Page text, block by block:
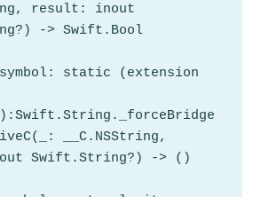
result: inout
-> Swift.Bool
symbol: static (extension
__C.NSString,
Swift.String?) -> ()